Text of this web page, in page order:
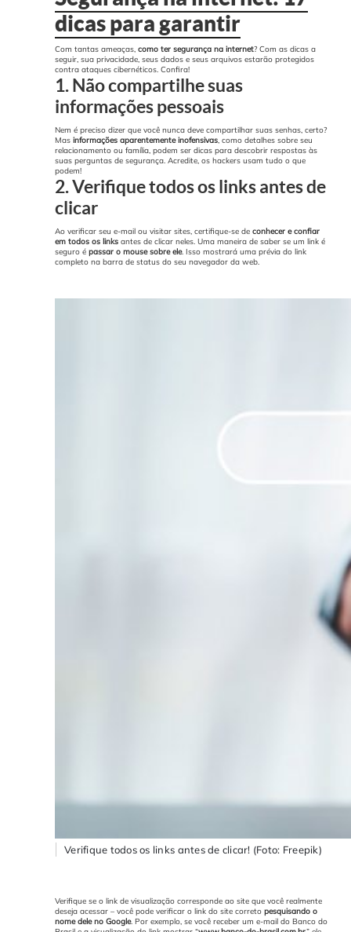
dicas para garantir
Com tantas ameaças, como ter segurança na internet? Com as dicas a
seguir, sua privacidade, seus dados e seus arquivos estarão protegidos
contra ataques cibernéticos. Confira!
1. Não compartilhe suas
informações pessoais
Nem é preciso dizer que você nunca deve compartilhar suas senhas, certo?
Mas informações aparentemente inofensivas, como detalhes sobre seu
relacionamento ou família, podem ser dicas para descobrir respostas às
suas perguntas de segurança. Acredite, os hackers usam tudo o que
podem!
2. Verifique todos os links antes de
clicar
Ao verificar seu e-mail ou visitar sites, certifique-se de conhecer e confiar
em todos os links antes de clicar neles. Uma maneira de saber se um link é
seguro é passar o mouse sobre ele. Isso mostrará uma prévia do link
completo na barra de status do seu navegador da web.
Verifique todos os links antes de clicar! (Foto: Freepik)
Verifique se o link de visualização corresponde ao site que você realmente
deseja acessar – você pode verificar o link do site correto pesquisando o
nome dele no Google. Por exemplo, se você receber um e-mail do Banco do